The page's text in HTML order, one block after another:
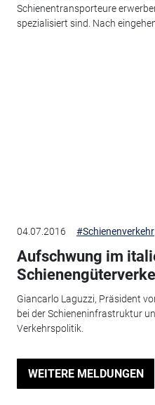
Schienentransporteure
spezialisiert sind. Nach
04.07.2016 #Schienenverkehr
Aufschwung im
Giancarlo Laguzzi, Präsident
bei der Schieneninfrastruktur
Verkehrspolitik.
WEITERE MELDUNGEN